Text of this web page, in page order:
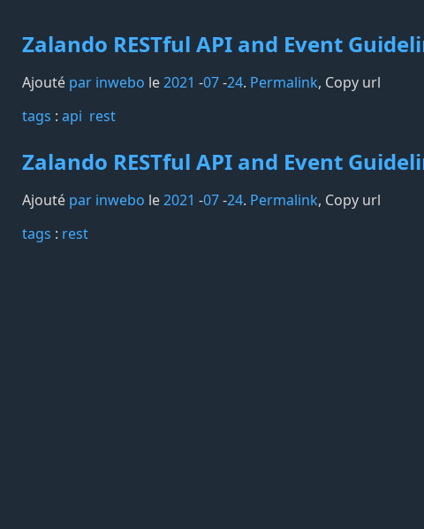
Zalando RESTful API and Event
Ajouté par inwebo le2021 -07-24. Permalink, Copy url
tags️ : api rest
Zalando RESTful API and Event
Ajouté par inwebo le2021 -07-24. Permalink, Copy url
tags️ : rest